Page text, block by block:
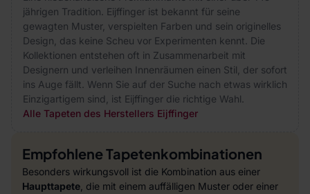
jährigen Tradition. Eijffinger ist bekannt für seine
gewagten Muster, verspielten Farben und sein originelles
Design, das keine Scheu vor Experimenten kennt. Die
Kollektionen entstehen oft in Zusammenarbeit mit
Designern und verleihen Innenräumen einen Stil, der sofort
ins Auge fällt. Wenn Sie auf der Suche nach etwas wirklich
Einzigartigem sind, ist Eijffinger die richtige Wahl.
Alle Tapeten des Herstellers Eijffinger
Empfohlene Tapetenkombinationen
Besonders wirkungsvoll ist die Kombination aus einer
Haupttapete , die mit einem auffälligen Muster oder einer